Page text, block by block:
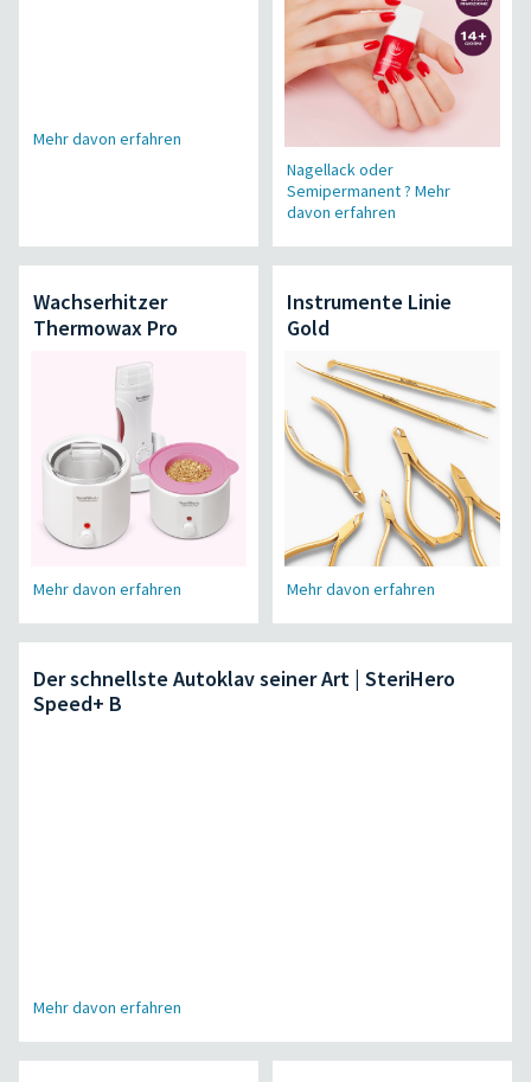
Mehr davon erfahren
Nagellack oder
Semipermanent ? Mehr
davon erfahren
Wachserhitzer
Thermowax Pro
Mehr davon erfahren
Instrumente Linie
Gold
Mehr davon erfahren
Der schnellste Autoklav seiner Art | SteriHero
Speed+ B
Mehr davon erfahren